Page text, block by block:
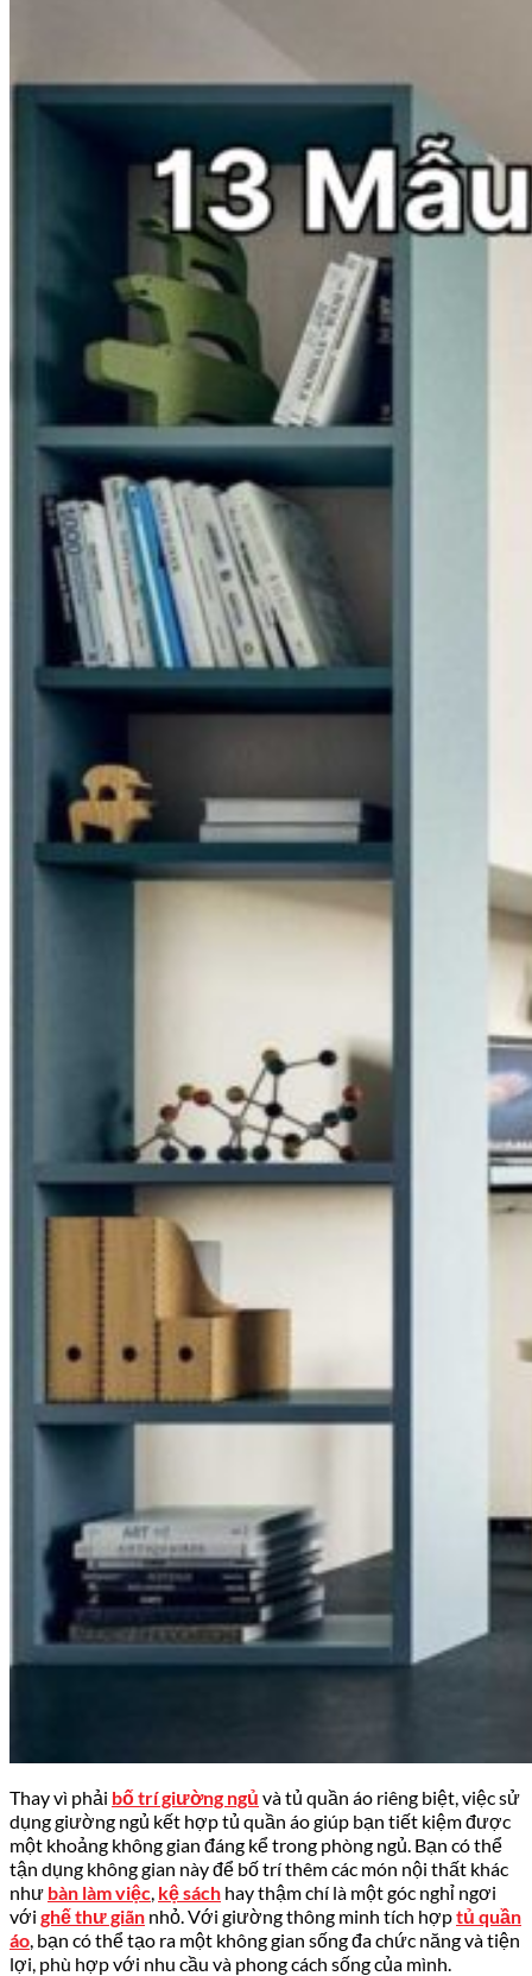
Thay vì phải bố trí giường ngủ và tủ quần áo riêng biệt, việc sử
dụng giường ngủ kết hợp tủ quần áo giúp bạn tiết kiệm được
một khoảng không gian đáng kể trong phòng ngủ. Bạn có thể
tận dụng không gian này để bố trí thêm các món nội thất khác
như bàn làm việc, kệ sách hay thậm chí là một góc nghỉ ngơi
với ghế thư giãn nhỏ. Với giường thông minh tích hợptủ quần
áo, bạn có thể tạo ra một không gian sống đa chức năng và tiện
lợi, phù hợp với nhu cầu và phong cách sống của mình.